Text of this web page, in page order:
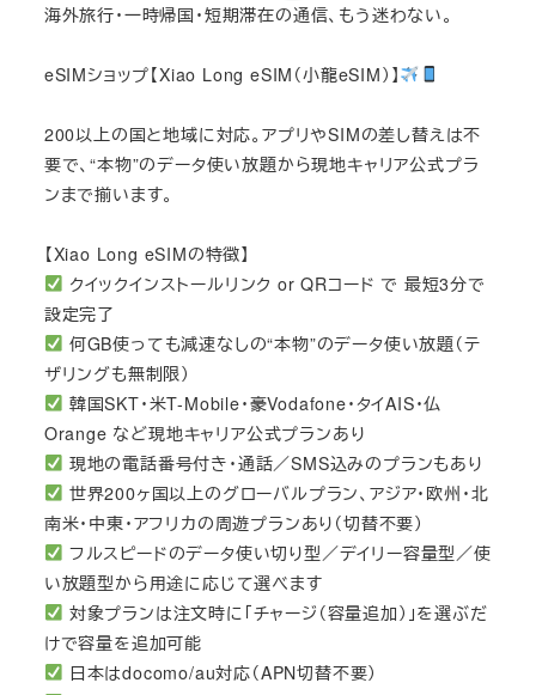
海外旅行・一時帰国・短期滞在の通信、もう迷わない。
eSIMショップ【Xiao Long eSIM（小龍eSIM）】
200以上の国と地域に対応。アプリやSIMの差し替えは不
要で、“本物”のデータ使い放題から現地キャリア公式プラ
ンまで揃います。
【Xiao Long eSIMの特徴】
クイックインストールリンク or QRコード で 最短3分で
設定完了
何GB使っても減速なしの“本物”のデータ使い放題（テ
ザリングも無制限）
韓国SKT・米T-Mobile・豪Vodafone・タイAIS・仏
Orange など現地キャリア公式プランあり
現地の電話番号付き・通話／SMS込みのプランもあり
世界200ヶ国以上のグローバルプラン、アジア・欧州・北
南米・中東・アフリカの周遊プランあり（切替不要）
フルスピードのデータ使い切り型／デイリー容量型／使
い放題型から用途に応じて選べます
対象プランは注文時に「チャージ（容量追加）」を選ぶだ
けで容量を追加可能
日本はdocomo/au対応（APN切替不要）